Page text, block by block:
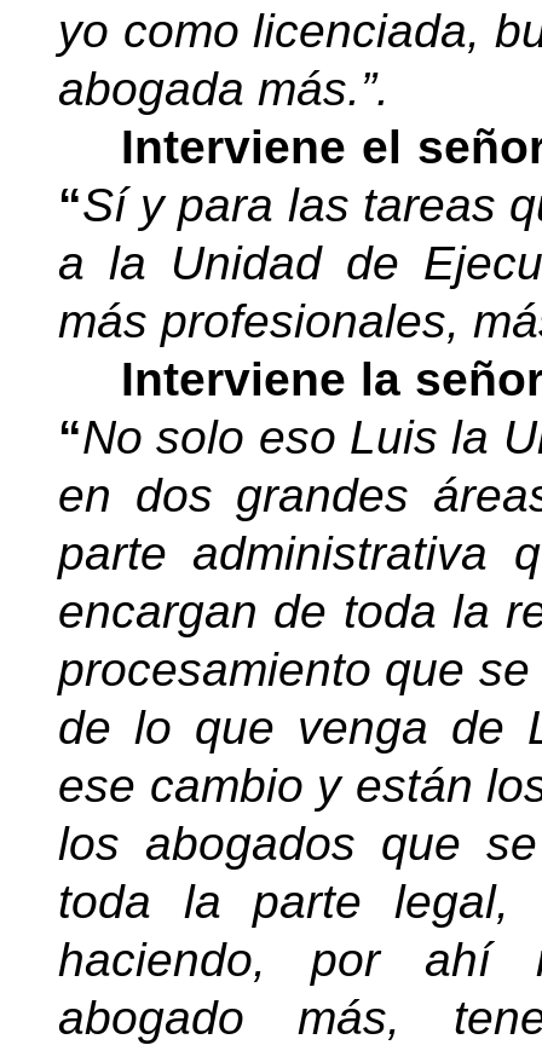
yo como licenciada,
abogada más.”.
Interviene el
“Sí y para las tareas
a la Unidad de
más profesionales,
Interviene la
“No solo eso Luis la
en dos grandes
parte administrativa
encargan de toda la
procesamiento que
de lo que venga de
ese cambio y están
los abogados que
toda la parte legal,
haciendo, por ahí
abogado más,